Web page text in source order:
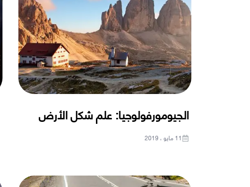
الجيومورفولوجيا: علم شكل الأرض
11 مايو ، 2019